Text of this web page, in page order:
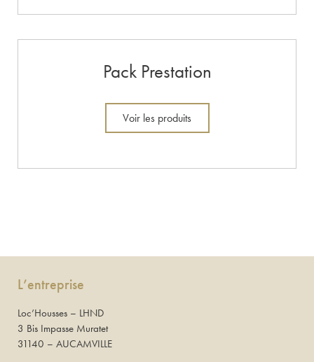
Pack Prestation
Voir les produits
L’entreprise
Loc’Housses – LHND
3 Bis Impasse Muratet
31140 – AUCAMVILLE